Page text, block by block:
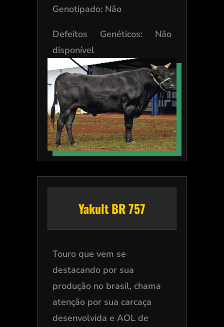
Genotipado: Não
Defeitos Genéticos: Não
disponível
Yakult BR 757
Touro que vem se
destacando por sua
produção no brasil, chama
atenção por sua carcaça
desenvolvida e AOL de